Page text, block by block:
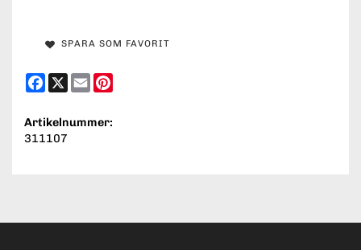
SPARA SOM FAVORIT
Facebook
X Email
Artikelnummer:
311107